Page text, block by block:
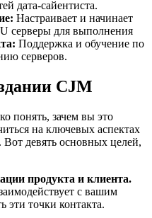
дата-сайентиста.
Настраивает и начинает
серверы для выполнения
Поддержка и обучение по
серверов.
CJM
понять, зачем вы это
на ключевых аспектах
Вот девять основных целей,
продукта и клиента.
с вашим
эти точки контакта.